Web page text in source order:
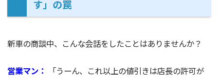
す」の罠
新車の商談中、こんな会話をしたことはありませんか？
営業マン：
「うーん、これ以上の値引きは店長の許可が